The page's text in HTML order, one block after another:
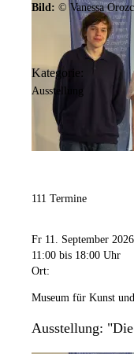
MKK / Jürgen
Anschrift
Hansastr.3
Dortmund
Die
über einen Aufzug
Öffnungszeiten
Montag
Geschlossen
Bild: © Vanessa
Kategorie:
Ausstellung
111 Termine
Fr 11. September 2026
11:00 bis 18:00 Uhr
Ort:
Museum für Kunst
Ausstellung: